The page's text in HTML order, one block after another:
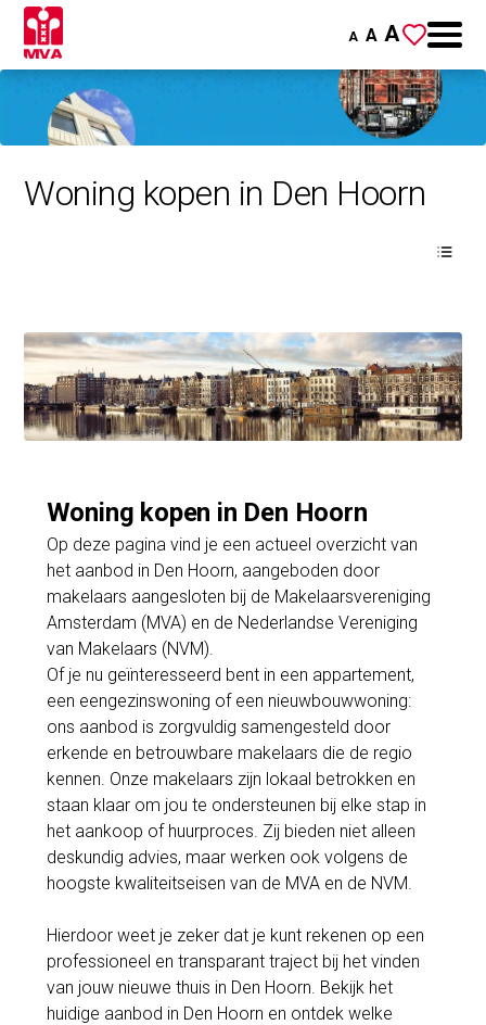
A A A
Woning kopen in Den Hoorn
Woning kopen in Den Hoorn
Op deze pagina vind je een actueel overzicht van
het aanbod in Den Hoorn, aangeboden door
makelaars aangesloten bij de Makelaarsvereniging
Amsterdam (MVA) en de Nederlandse Vereniging
van Makelaars (NVM).
Of je nu geïnteresseerd bent in een appartement,
een eengezinswoning of een nieuwbouwwoning:
ons aanbod is zorgvuldig samengesteld door
erkende en betrouwbare makelaars die de regio
kennen. Onze makelaars zijn lokaal betrokken en
staan klaar om jou te ondersteunen bij elke stap in
het aankoop of huurproces. Zij bieden niet alleen
deskundig advies, maar werken ook volgens de
hoogste kwaliteitseisen van de MVA en de NVM.
Hierdoor weet je zeker dat je kunt rekenen op een
professioneel en transparant traject bij het vinden
van jouw nieuwe thuis in Den Hoorn. Bekijk het
huidige aanbod in Den Hoorn en ontdek welke